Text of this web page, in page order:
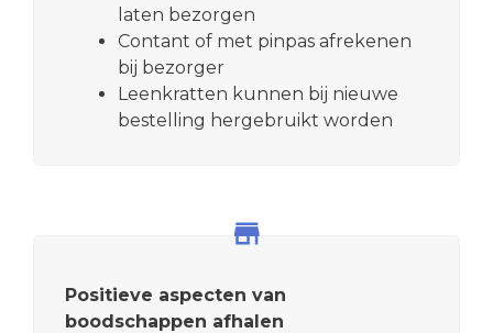
laten bezorgen
Contant of met pinpas afrekenen
bij bezorger
Leenkratten kunnen bij nieuwe
bestelling hergebruikt worden
Positieve aspecten van
boodschappen afhalen